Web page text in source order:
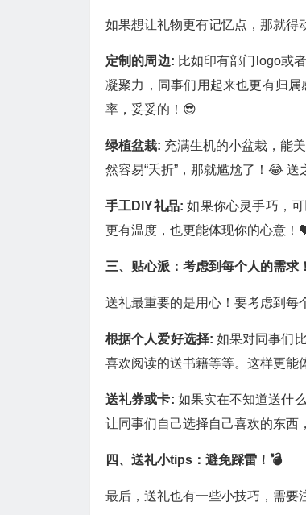
如果想让礼物更有记忆点，那就得
定制的周边: 比如印有部门logo或
凝聚力，同事们用起来也更有归
率，妥妥的！😎
绿植盆栽: 充满生机的小盆栽，能
然容易“夭折”，那就尴尬了！😂
手工DIY礼品:如果你心灵手巧，
更有温度，也更能体现你的心意！
三、贴心派：考虑到每个人的需求
送礼最重要的是用心！要考虑到每
根据个人爱好选择: 如果对同事们
喜欢阅读的送书籍等等。这样更能
送礼券或卡: 如果实在不知道送什
让同事们自己选择自己喜欢的东西
四、送礼小tips：避免踩雷！💣
最后，送礼也有一些小技巧，需要